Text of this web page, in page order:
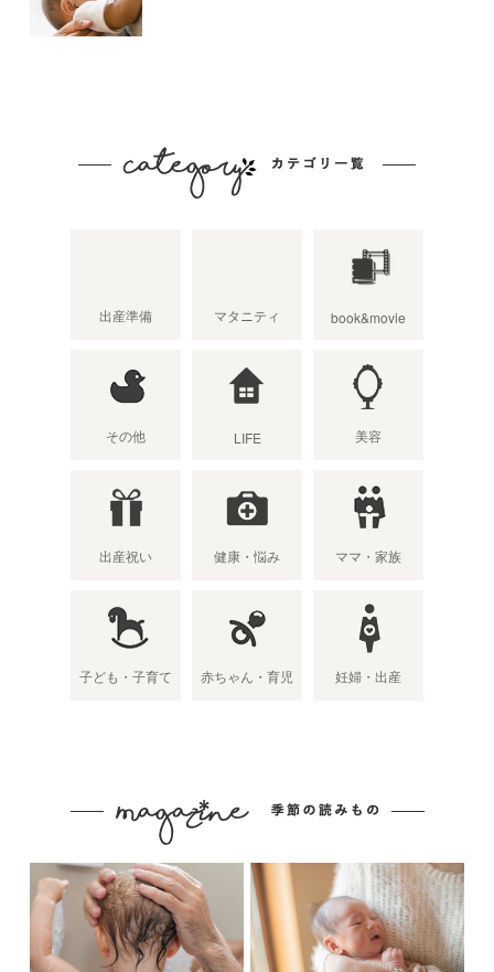
出産準備 マタニティ book&movie
その他 LIFE 美容
出産祝い 健康・悩み ママ・家族
子ども・子育て 赤ちゃん・育児 妊婦・出産